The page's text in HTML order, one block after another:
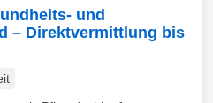
und
– Direktvermittlung bis